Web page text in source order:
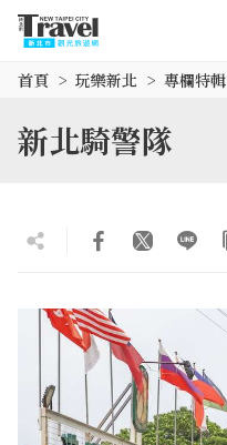
首頁 玩樂新北 專欄特輯
新北騎警隊